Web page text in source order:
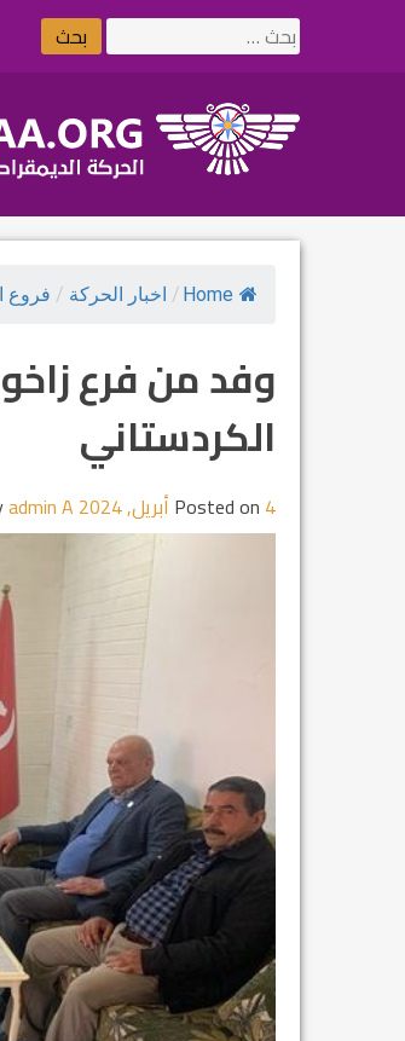
البحث
عن:
Home
/ اخبار الحركة / فروع
وفد من فرع
الكردستاني
Posted on 4 أبريل, 2024 admin A